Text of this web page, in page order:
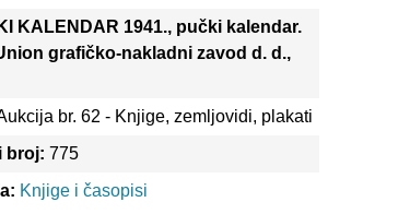
KALENDAR 1941., pučki kalendar.
grafičko-nakladni zavod d. d.,
br. 62 - Knjige, zemljovidi, plakati
broj: 775
Knjige i časopisi